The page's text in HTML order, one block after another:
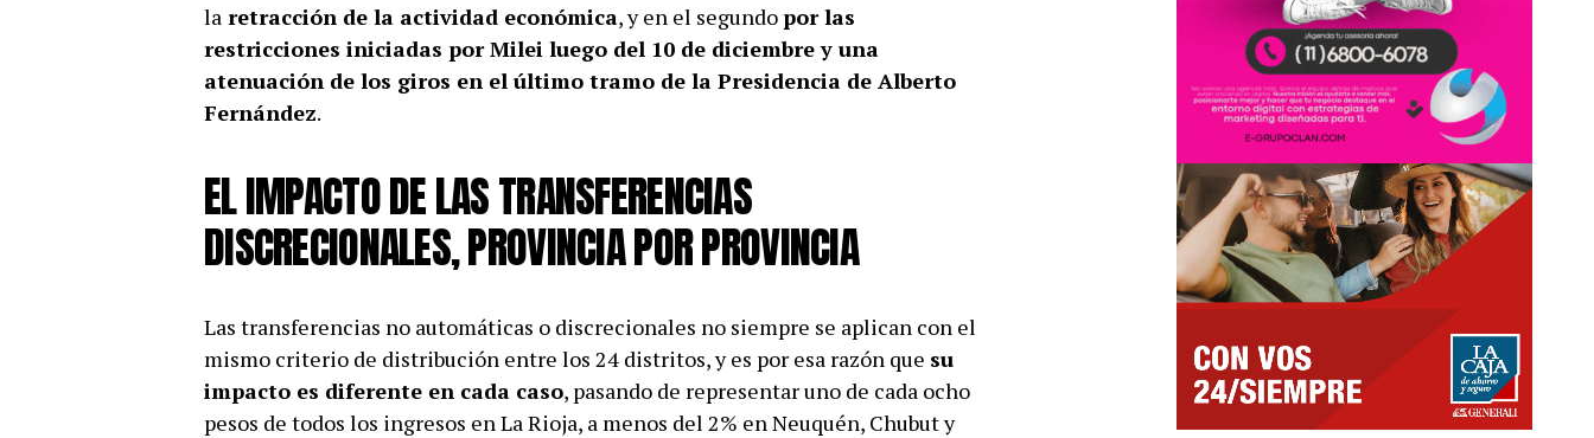
la retracción de la actividad económica, y en el segundopor las
restricciones iniciadas por Milei luego del 10 de diciembre y una
atenuación de los giros en el último tramo de la Presidencia de Alberto
Fernández.
EL IMPACTO DE LAS TRANSFERENCIAS
DISCRECIONALES, PROVINCIA POR PROVINCIA
Las transferencias no automáticas o discrecionales no siempre se aplican con el
mismo criterio de distribución entre los 24 distritos, y es por esa razón que su
impacto es diferente en cada caso, pasando de representar uno de cada ocho
pesos de todos los ingresos en La Rioja, a menos del 2% en Neuquén, Chubut y